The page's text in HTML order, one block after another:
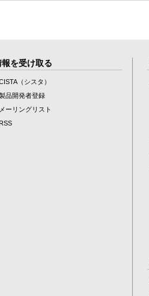
報を受け取る
（シスタ）
品開発者登録
メーリングリスト
RSS